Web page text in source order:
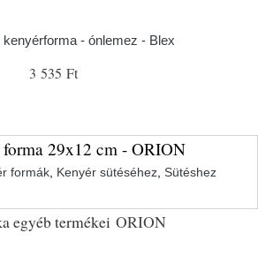
- ónlemez - Blex
3 535 Ft
forma 29x12 cm - ORION
formák, Kenyér sütéséhez, Sütéshez
egyéb termékei ORION